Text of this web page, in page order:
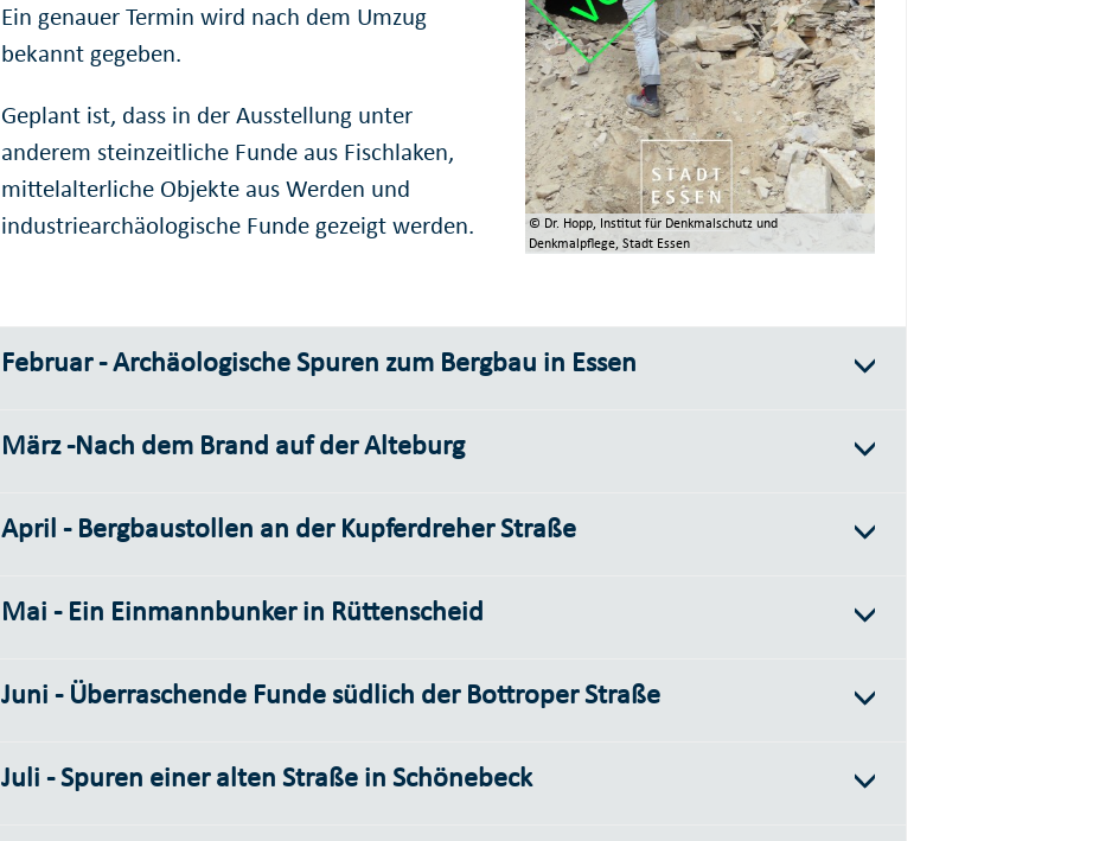
© Dr. Hopp, Institut für Denkmalschutz und
Denkmalpflege, Stadt Essen
Ein genauer Termin wird nach dem Umzug
bekannt gegeben.
Geplant ist, dass in der Ausstellung unter
anderem steinzeitliche Funde aus Fischlaken,
mittelalterliche Objekte aus Werden und
industriearchäologische Funde gezeigt werden.
Februar - Archäologische Spuren zum Bergbau in Essen
März -Nach dem Brand auf der Alteburg
April - Bergbaustollen an der Kupferdreher Straße
Mai - Ein Einmannbunker in Rüttenscheid
Juni - Überraschende Funde südlich der Bottroper Straße
Juli - Spuren einer alten Straße in Schönebeck